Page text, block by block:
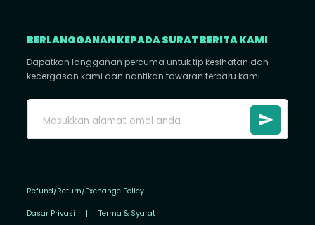
BERLANGGANAN KEPADA SURAT BERITA KAMI
Dapatkan langganan percuma untuk tip kesihatan dan
kecergasan kami dan nantikan tawaran terbaru kami
Refund/Return/Exchange Policy
Dasar Privasi | Terma & Syarat